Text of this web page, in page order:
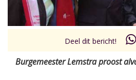
Deel dit bericht!
Burgemeester Lemstra proost